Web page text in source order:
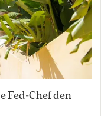
Fed-Chef den